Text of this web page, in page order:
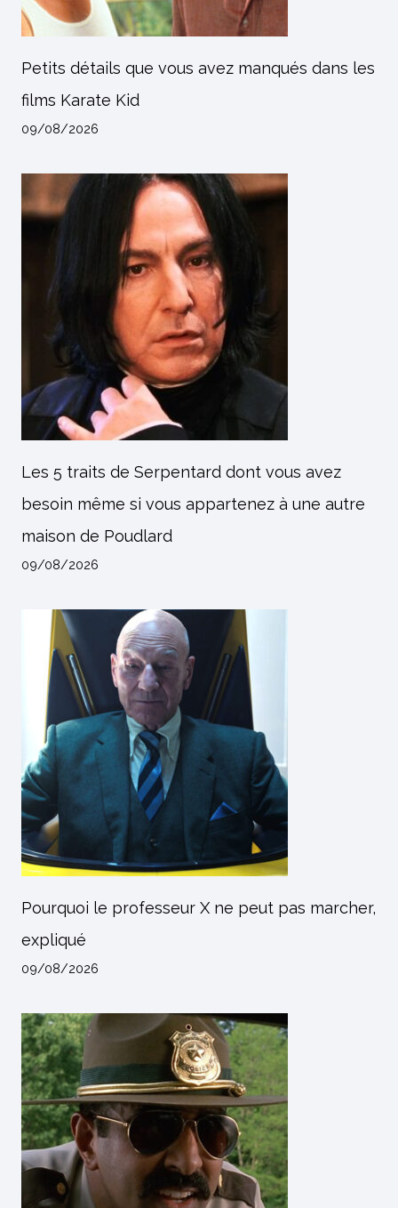
Petits détails que vous avez manqués dans les
films Karate Kid
09/08/2026
Les 5 traits de Serpentard dont vous avez
besoin même si vous appartenez à une autre
maison de Poudlard
09/08/2026
Pourquoi le professeur X ne peut pas marcher,
expliqué
09/08/2026